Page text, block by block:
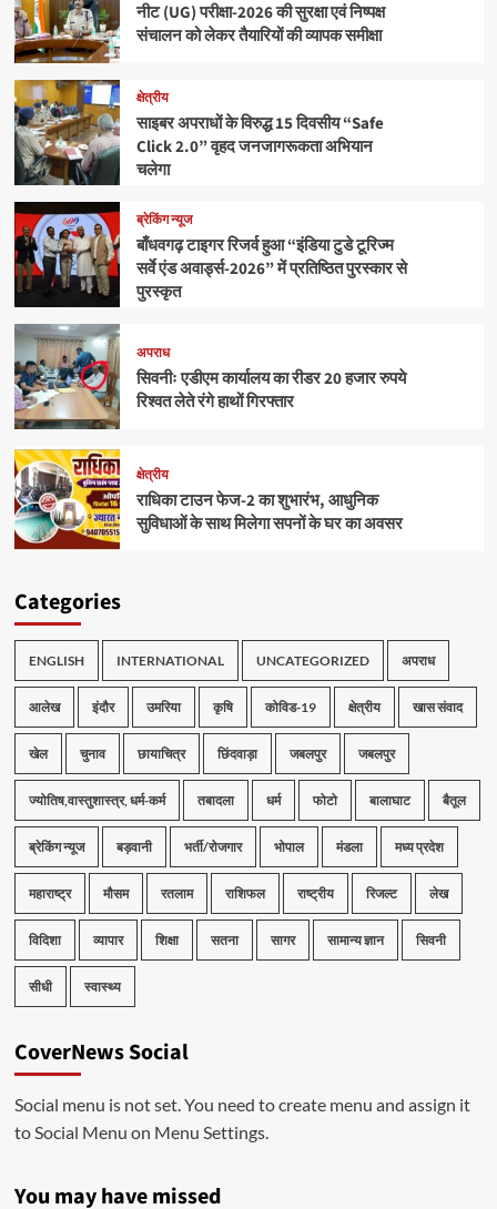
नीट (UG) परीक्षा-2026 की सुरक्षा एवं निष्पक्ष
संचालन को लेकर तैयारियों की व्यापक समीक्षा
क्षेत्रीय
साइबर अपराधों के विरुद्ध 15 दिवसीय “Safe
Click 2.0” वृहद जनजागरूकता अभियान
चलेगा
ब्रेकिंग न्यूज
बाँधवगढ़ टाइगर रिजर्व हुआ “इंडिया टुडे टूरिज्म
सर्वे एंड अवार्ड्स-2026” में प्रतिष्ठित पुरस्कार से
पुरस्कृत
अपराध
सिवनीः एडीएम कार्यालय का रीडर 20 हजार रुपये
रिश्वत लेते रंगे हाथों गिरफ्तार
क्षेत्रीय
राधिका टाउन फेज-2 का शुभारंभ, आधुनिक
सुविधाओं के साथ मिलेगा सपनों के घर का अवसर
Categories
ENGLISH INTERNATIONAL UNCATEGORIZED अपराध
आलेख इंदौर उमरिया कृषि कोविड-19 क्षेत्रीय खास संवाद
खेल चुनाव छायाचित्र छिंदवाड़ा जबलपुर जबलपुर
ज्योतिष,वास्तुशास्त्र, धर्म-कर्म तबादला धर्म फोटो बालाघाट बैतूल
ब्रेकिंग न्यूज बड़वानी भर्ती/रोजगार भोपाल मंडला मध्य प्रदेश
महाराष्ट्र मौसम रतलाम राशिफल राष्ट्रीय रिजल्ट लेख
विदिशा व्यापार शिक्षा सतना सागर सामान्य ज्ञान सिवनी
सीधी स्वास्थ्य
CoverNews Social
Social menu is not set. You need to create menu and assign it
to Social Menu on Menu Settings.
You may have missed